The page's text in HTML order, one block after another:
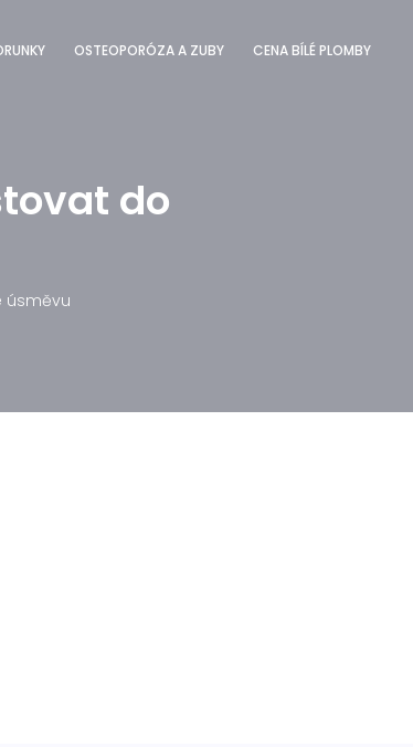
OSTEOPORÓZA A ZUBY CENA BÍLÉ PLOMBY
do
úsměvu